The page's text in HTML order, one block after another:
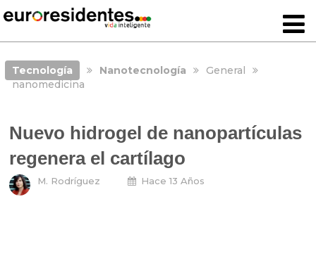
Tecnología Nanotecnología
General
nanomedicina
Nuevo hidrogel de nanopartículas
regenera el cartílago
M. Rodríguez Hace 13 Años